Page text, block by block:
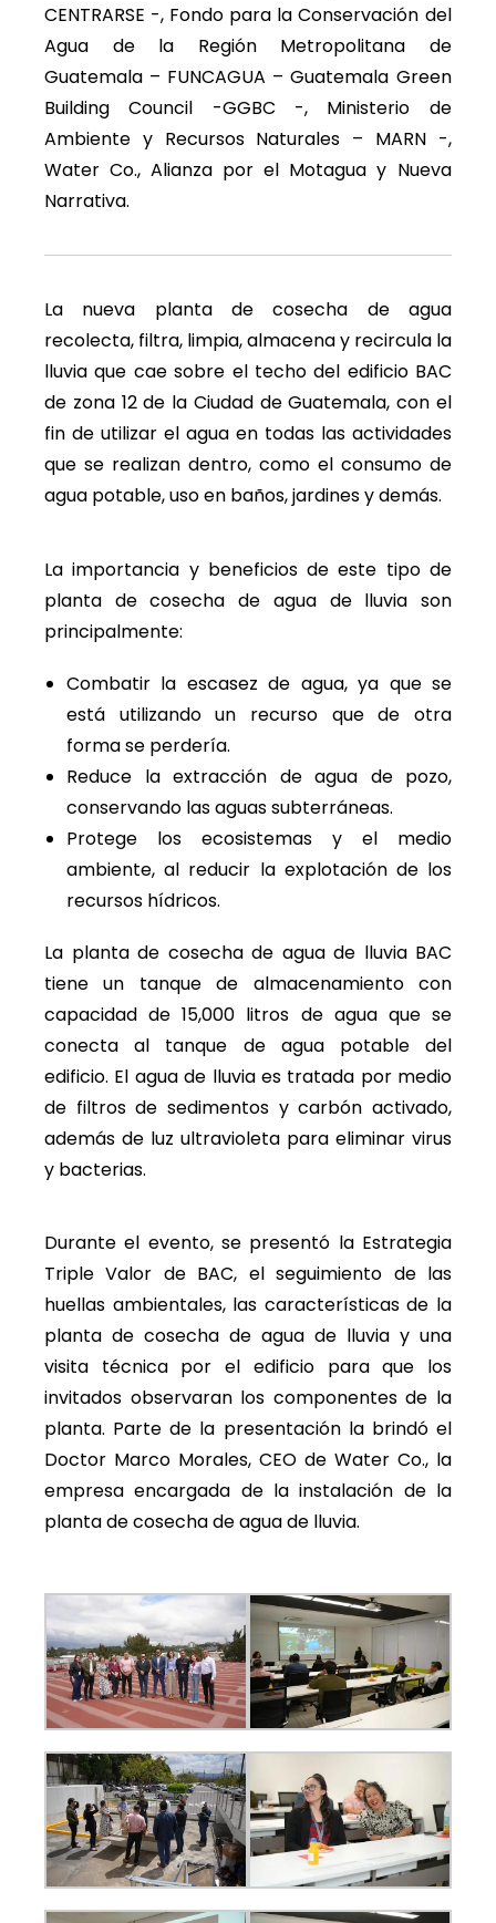
CENTRARSE -, Fondo para la Conservación del
Agua de la Región Metropolitana de
Guatemala – FUNCAGUA – Guatemala Green
Building Council -GGBC -, Ministerio de
Ambiente y Recursos Naturales – MARN -,
Water Co., Alianza por el Motagua y Nueva
Narrativa.
La nueva planta de cosecha de agua
recolecta, filtra, limpia, almacena y recircula la
lluvia que cae sobre el techo del edificio BAC
de zona 12 de la Ciudad de Guatemala, con el
fin de utilizar el agua en todas las actividades
que se realizan dentro, como el consumo de
agua potable, uso en baños, jardines y demás.
La importancia y beneficios de este tipo de
planta de cosecha de agua de lluvia son
principalmente:
Combatir la escasez de agua, ya que se
está utilizando un recurso que de otra
forma se perdería.
Reduce la extracción de agua de pozo,
conservando las aguas subterráneas.
Protege los ecosistemas y el medio
ambiente, al reducir la explotación de los
recursos hídricos.
La planta de cosecha de agua de lluvia BAC
tiene un tanque de almacenamiento con
capacidad de 15,000 litros de agua que se
conecta al tanque de agua potable del
edificio. El agua de lluvia es tratada por medio
de filtros de sedimentos y carbón activado,
además de luz ultravioleta para eliminar virus
y bacterias.
Durante el evento, se presentó la Estrategia
Triple Valor de BAC, el seguimiento de las
huellas ambientales, las características de la
planta de cosecha de agua de lluvia y una
visita técnica por el edificio para que los
invitados observaran los componentes de la
planta. Parte de la presentación la brindó el
Doctor Marco Morales, CEO de Water Co., la
empresa encargada de la instalación de la
planta de cosecha de agua de lluvia.